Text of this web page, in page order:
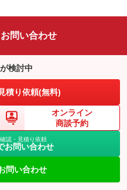
問い合わせ
が検討中
積り依頼(無料)
オンライン
商談予約
認・見積り依頼
お問い合わせ
問い合わせ